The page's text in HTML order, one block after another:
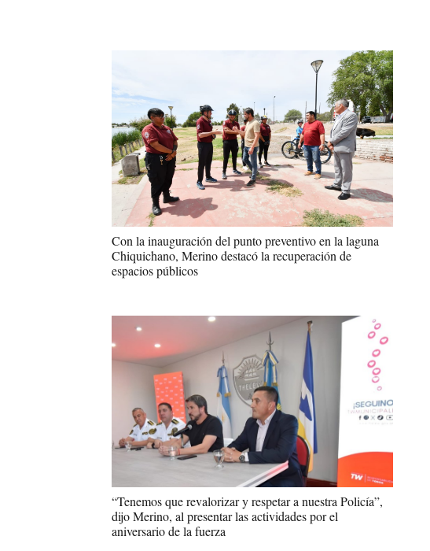
Con la inauguración del punto preventivo en la laguna
Chiquichano, Merino destacó la recuperación de
espacios públicos
“Tenemos que revalorizar y respetar a nuestra Policía”,
dijo Merino, al presentar las actividades por el
aniversario de la fuerza